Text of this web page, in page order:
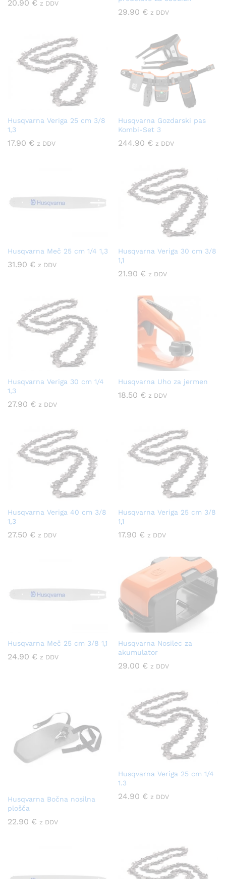
20.90 € z DDV
29.90 € z DDV
Husqvarna Veriga 25 cm 3/8
1,3
17.90 € z DDV
Husqvarna Gozdarski pas
Kombi-Set 3
244.90 € z DDV
Husqvarna Meč 25 cm 1/4 1,3
31.90 € z DDV
Husqvarna Veriga 30 cm 3/8
1,1
21.90 € z DDV
Husqvarna Veriga 30 cm 1/4
1,3
27.90 € z DDV
Husqvarna Uho za jermen
18.50 € z DDV
Husqvarna Veriga 40 cm 3/8
1,3
27.50 € z DDV
Husqvarna Veriga 25 cm 3/8
1,1
17.90 € z DDV
Husqvarna Meč 25 cm 3/8 1,1
24.90 € z DDV
Husqvarna Nosilec za
akumulator
29.00 € z DDV
Husqvarna Bočna nosilna
plošča
22.90 € z DDV
Husqvarna Veriga 25 cm 1/4
1.3
24.90 € z DDV